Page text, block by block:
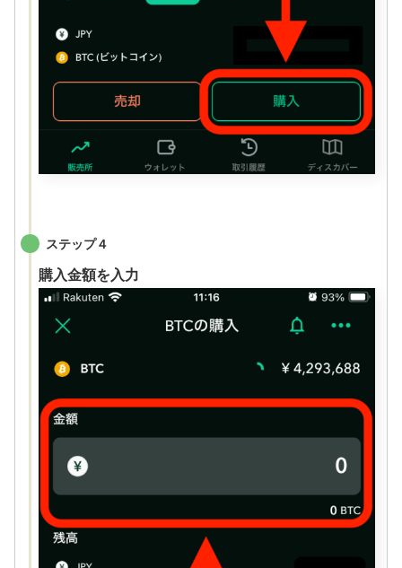
ステップ４
購入金額を入力